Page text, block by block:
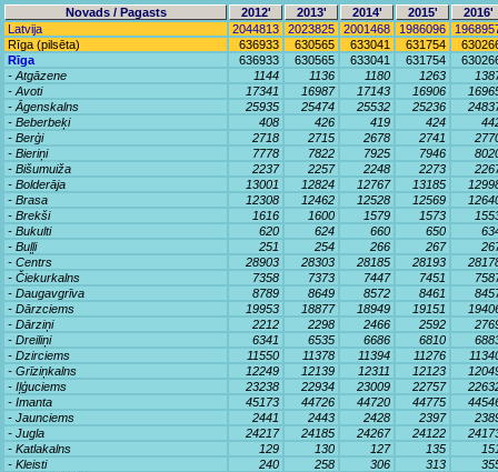
Novads / Pagasts 2012' 2013' 2014' 2015'
2016'
Latvija
2044813 2023825 2001468 1986096
Rīga (pilsēta)
636933 630565 633041 631754
Rīga
636933 630565 633041 631754
- Atgāzene
1144 1136 1180 1263
- Avoti
17341 16987 17143 16906
- Āgenskalns
25935 25474 25532 25236
- Beberbeķi
408 426 419 424
- Berģi
2718 2715 2678 2741
- Bieriņi
7778 7822 7925 7946
- Bišumuiža
2237 2257 2248 2273
- Bolderāja
13001 12824 12767 13185
- Brasa
12308 12462 12528 12569
- Brekši
1616 1600 1579 1573
- Bukulti
620 624 660 650
- Buļļi
251 254 266 267
- Centrs
28903 28303 28185 28193
- Čiekurkalns
7358 7373 7447 7451
- Daugavgrīva
8789 8649 8572 8461
- Dārzciems
19953 18877 18949 19151
- Dārziņi
2212 2298 2466 2592
- Dreiliņi
6341 6535 6686 6810
- Dzirciems
11550 11378 11394 11276
- Grīziņkalns
12249 12139 12311 12123
- Iļģuciems
23238 22934 23009 22757
- Imanta
45173 44726 44720 44775
- Jaunciems
2441 2443 2428 2397
- Jugla
24217 24185 24267 24122
- Katlakalns
129 130 127 135
- Kleisti
240 258 306 313